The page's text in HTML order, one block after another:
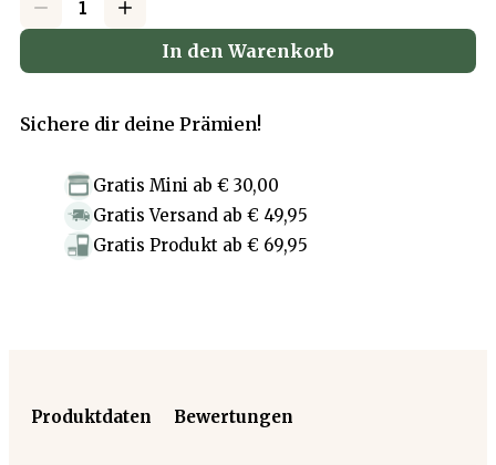
In den Warenkorb
Sichere dir deine Prämien!
Gratis Mini ab € 30,00
Gratis Versand ab € 49,95
Gratis Produkt ab € 69,95
Produktdaten Bewertungen